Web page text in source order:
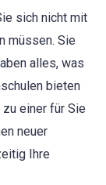
sich nicht mit
müssen. Sie
alles, was
bieten
einer für Sie
neuer
Ihre